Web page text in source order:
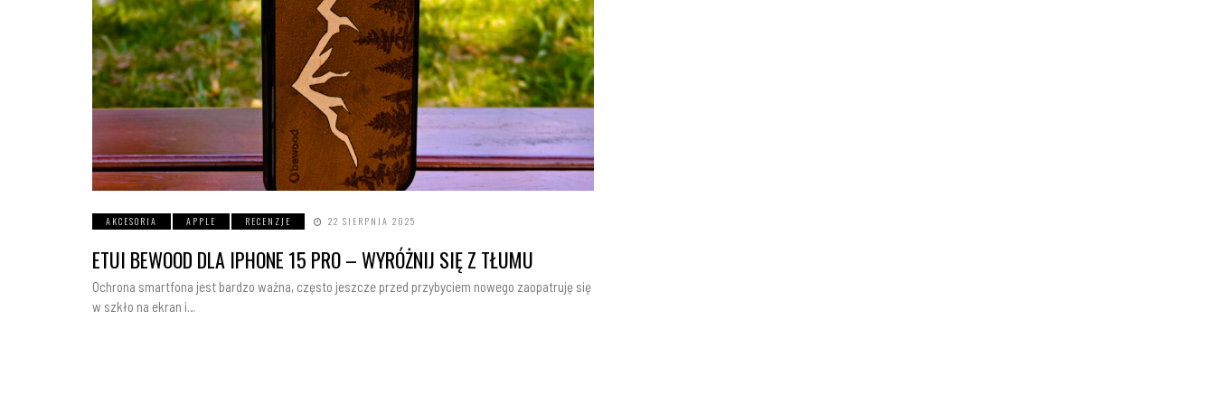
AKCESORIA APPLE RECENZJE 22 SIERPNIA 2025
ETUI BEWOOD DLA IPHONE 15 PRO – WYRÓŻNIJ SIĘ Z TŁUMU
Ochrona smartfona jest bardzo ważna, często jeszcze przed przybyciem nowego zaopatruję się
w szkło na ekran i…